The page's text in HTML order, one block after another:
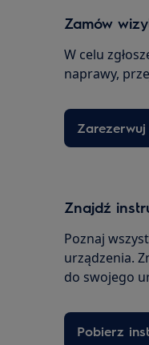
Zamów
W celu
naprawy,
Znajdź
Poznaj
urządzenia.
do swojego
Pobierz